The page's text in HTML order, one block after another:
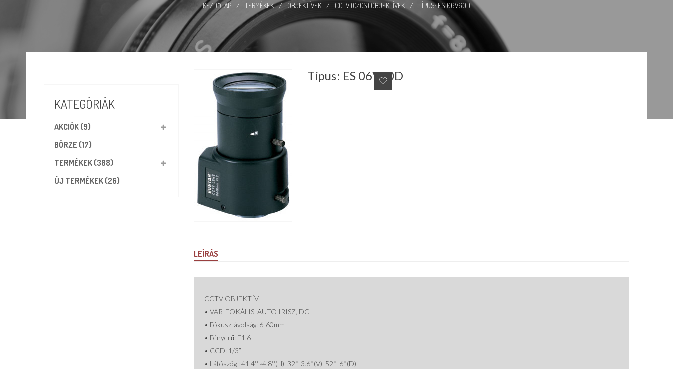
KEZDŐLAP / TERMÉKEK / OBJEKTÍVEK / CCTV (C/CS) OBJEKTÍVEK / TÍPUS: ES 06V60D
KATEGÓRIÁK
AKCIÓK (9)
BÖRZE (17)
TERMÉKEK (388)
ÚJ TERMÉKEK (26)
Típus: ES 06V60D
LEÍRÁS
CCTV OBJEKTÍV
• VARIFOKÁLIS, AUTO IRISZ, DC
• Fókusztávolság: 6-60mm
• Fényerő: F1.6
• CCD: 1/3”
• Látószög : 41.4°~4.8°(H), 32°-3.6°(V), 52°-6°(D)